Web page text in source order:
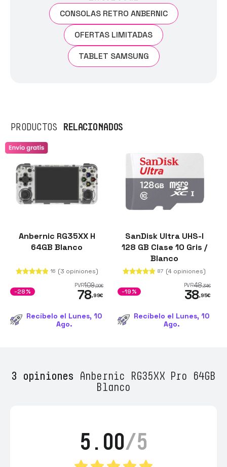
CONSOLAS RETRO ANBERNIC
OFERTAS LIMITADAS
TABLET SAMSUNG
PRODUCTOS RELACIONADOS
Anbernic RG35XX H
64GB Blanco
16 (3 opiniones)
PVR109,00€
78,99€
-28%
Recíbelo el Lunes, 10
Ago.
SanDisk Ultra UHS-I
128 GB Clase 10 Gris /
Blanco
87 (4 opiniones)
PVR48,34€
38,95€
-19%
Recíbelo el Lunes, 10
Ago.
3 opiniones Anbernic RG35XX Pro 64GB
Blanco
5.00/5